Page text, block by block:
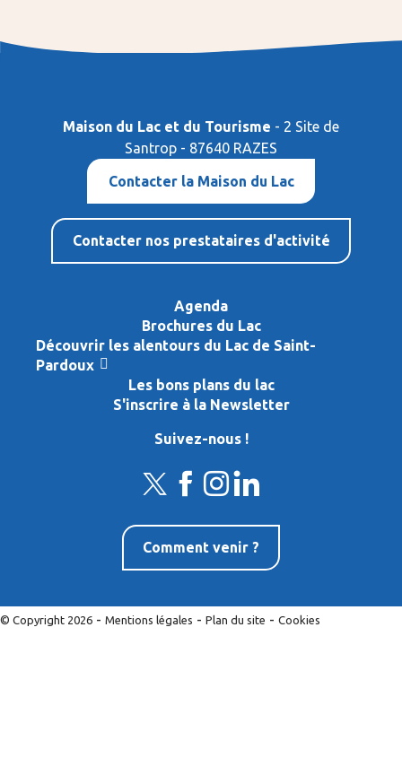
Maison du Lac et du Tourisme - 2 Site de
Santrop - 87640 RAZES
Contacter la Maison du Lac
Contacter nos prestataires d'activité
Agenda
Brochures du Lac
Découvrir les alentours du Lac de Saint-
Pardoux
Les bons plans du lac
S'inscrire à la Newsletter
Suivez-nous !
Comment venir ?
© Copyright 2026 - Mentions légales - Plan du site - Cookies